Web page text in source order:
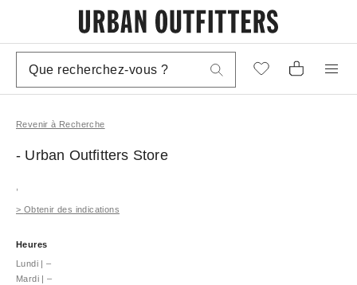
Revenir à Recherche
- Urban Outfitters Store
> Obtenir des indications
Heures
Lundi | –
Mardi | –